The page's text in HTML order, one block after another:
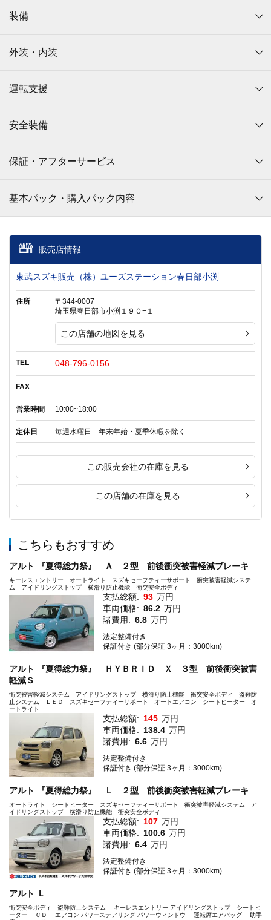
装備
外装・内装
運転支援
安全装備
保証・アフターサービス
基本パック・購入パック内容
販売店情報
東武スズキ販売（株）ユーズステーション春日部小渕
住所
〒344-0007
埼玉県春日部市小渕１９０−１
この店舗の地図を見る
TEL 048-796-0156
FAX
営業時間 10:00~18:00
定休日 毎週水曜日 年末年始・夏季休暇を除く
この販売会社の在庫を見る
この店舗の在庫を見る
こちらもおすすめ
アルト 『夏得総力祭』 Ａ ２型 前後衝突被害軽減ブレーキ
キーレスエントリー オートライト スズキセーフティーサポート 衝突被害軽減システ
ム アイドリングストップ 横滑り防止機能 衝突安全ボディ
支払総額: 93 万円
車両価格: 86.2 万円
諸費用: 6.8 万円
法定整備付き
保証付き (部分保証 3ヶ月：3000km)
アルト 『夏得総力祭』 ＨＹＢＲＩＤ Ｘ ３型 前後衝突被害
軽減Ｓ
衝突被害軽減システム アイドリングストップ 横滑り防止機能 衝突安全ボディ 盗難防
止システム ＬＥＤ スズキセーフティーサポート オートエアコン シートヒーター オ
ートライト
支払総額: 145 万円
車両価格: 138.4 万円
諸費用: 6.6 万円
法定整備付き
保証付き (部分保証 3ヶ月：3000km)
アルト 『夏得総力祭』 Ｌ ２型 前後衝突被害軽減ブレーキ
オートライト シートヒーター スズキセーフティーサポート 衝突被害軽減システム ア
イドリングストップ 横滑り防止機能 衝突安全ボディ
支払総額: 107 万円
車両価格: 100.6 万円
諸費用: 6.4 万円
法定整備付き
保証付き (部分保証 3ヶ月：3000km)
アルト Ｌ
衝突安全ボディ 盗難防止システム キーレスエントリー アイドリングストップ シートヒ
ーター ＣＤ エアコン パワーステアリング パワーウィンドウ 運転席エアバッグ 助手